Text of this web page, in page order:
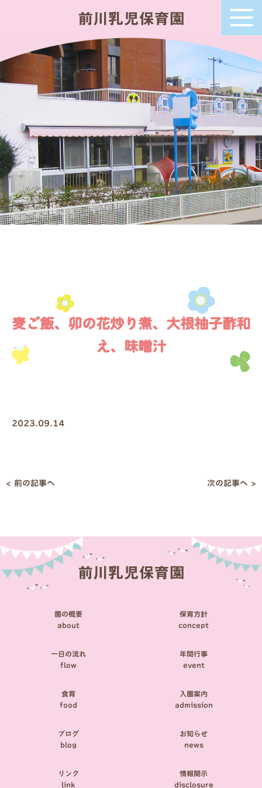
麦ご飯、卯の花炒り煮、大根柚子酢和
え、味噌汁
2023.09.14
投
< 前の記事へ 次の記事へ >
園の概要
about
保育方針
concept
一日の流れ
flow
年間行事
event
食育
food
入園案内
admission
ブログ
blog
お知らせ
news
リンク
link
情報開示
disclosure